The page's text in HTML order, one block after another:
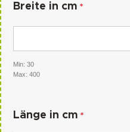
Breite in cm *
Min: 30
Max: 400
Länge in cm *